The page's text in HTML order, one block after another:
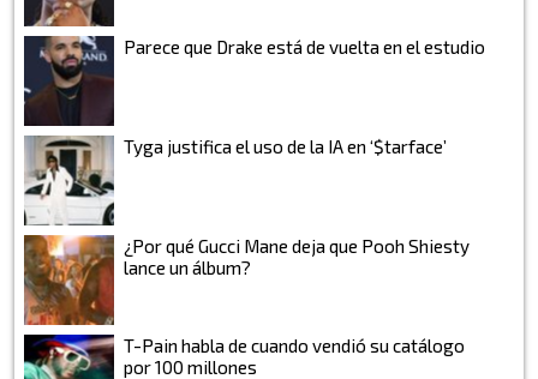
Parece que Drake está de vuelta en el estudio
Tyga justifica el uso de la IA en ‘$tarface’
¿Por qué Gucci Mane deja que Pooh Shiesty
lance un álbum?
T-Pain habla de cuando vendió su catálogo
por 100 millones